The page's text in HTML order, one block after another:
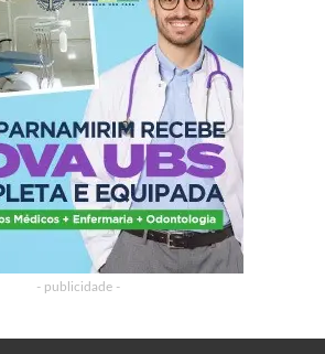
- publicidade -